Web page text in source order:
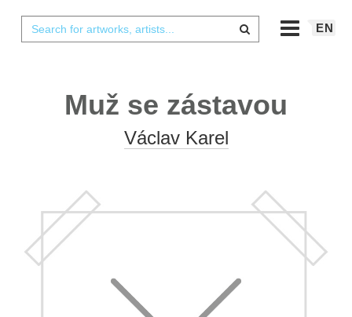
EN
Muž se zástavou
Václav Karel